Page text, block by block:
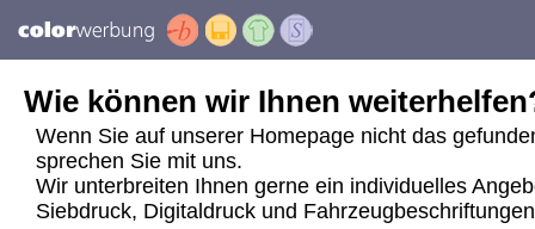
Wie können wir Ihnen
Wenn Sie auf unserer Homepage nicht das
sprechen Sie mit uns.
Wir unterbreiten Ihnen gerne ein individuelles
Siebdruck, Digitaldruck und